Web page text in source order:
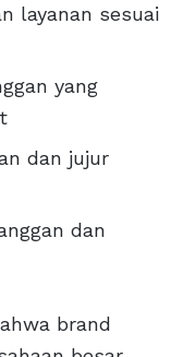
layanan sesuai
yang
dan jujur
dan
brand